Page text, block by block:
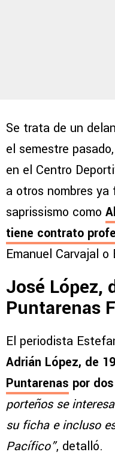
Se trata de un
el semestre
en el Centro
a otros nombres ya
saprissismo como
tiene contrato
Emanuel Carvajal
José López,
Puntarenas
El periodista
Adrián López, de
Puntarenas por
porteños se
su ficha e incluso
Pacífico”, detalló.